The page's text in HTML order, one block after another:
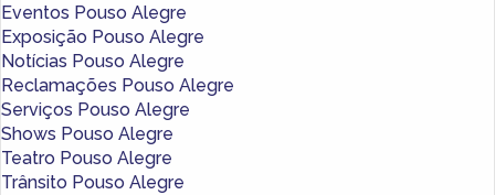
Eventos Pouso Alegre
Exposição Pouso Alegre
Notícias Pouso Alegre
Reclamações Pouso Alegre
Serviços Pouso Alegre
Shows Pouso Alegre
Teatro Pouso Alegre
Trânsito Pouso Alegre